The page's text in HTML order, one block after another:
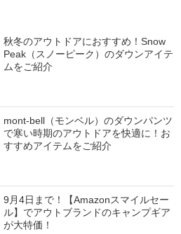
秋冬のアウトドアにおすすめ！Snow
Peak（スノーピーク）のダウンアイテ
ムをご紹介
mont-bell（モンベル）のダウンパンツ
で寒い時期のアウトドアを快適に！お
すすめアイテムをご紹介
9月4日まで！【Amazonスマイルセー
ル】でアウトブランドのキャンプギア
が大特価！